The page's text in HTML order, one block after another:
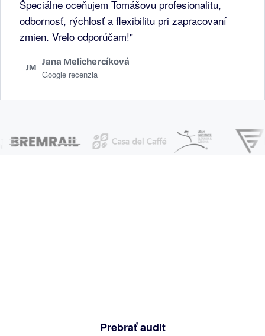
Špeciálne oceňujem Tomášovu profesionalitu,
odbornosť, rýchlosť a flexibilitu pri zapracovaní
zmien. Vrelo odporúčam!"
JM
Jana Melichercíková
Google recenzia
Prebrať audit